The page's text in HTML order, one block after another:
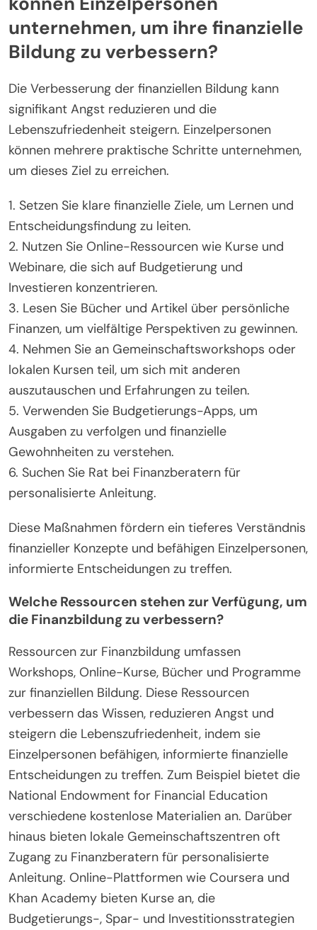
unternehmen, um ihre finanzielle
Bildung zu verbessern?
Die Verbesserung der finanziellen Bildung kann
signifikant Angst reduzieren und die
Lebenszufriedenheit steigern. Einzelpersonen
können mehrere praktische Schritte unternehmen,
um dieses Ziel zu erreichen.
1. Setzen Sie klare finanzielle Ziele, um Lernen und
Entscheidungsfindung zu leiten.
2. Nutzen Sie Online-Ressourcen wie Kurse und
Webinare, die sich auf Budgetierung und
Investieren konzentrieren.
3. Lesen Sie Bücher und Artikel über persönliche
Finanzen, um vielfältige Perspektiven zu gewinnen.
4. Nehmen Sie an Gemeinschaftsworkshops oder
lokalen Kursen teil, um sich mit anderen
auszutauschen und Erfahrungen zu teilen.
5. Verwenden Sie Budgetierungs-Apps, um
Ausgaben zu verfolgen und finanzielle
Gewohnheiten zu verstehen.
6. Suchen Sie Rat bei Finanzberatern für
personalisierte Anleitung.
Diese Maßnahmen fördern ein tieferes Verständnis
finanzieller Konzepte und befähigen Einzelpersonen,
informierte Entscheidungen zu treffen.
Welche Ressourcen stehen zur Verfügung, um
die Finanzbildung zu verbessern?
Ressourcen zur Finanzbildung umfassen
Workshops, Online-Kurse, Bücher und Programme
zur finanziellen Bildung. Diese Ressourcen
verbessern das Wissen, reduzieren Angst und
steigern die Lebenszufriedenheit, indem sie
Einzelpersonen befähigen, informierte finanzielle
Entscheidungen zu treffen. Zum Beispiel bietet die
National Endowment for Financial Education
verschiedene kostenlose Materialien an. Darüber
hinaus bieten lokale Gemeinschaftszentren oft
Zugang zu Finanzberatern für personalisierte
Anleitung. Online-Plattformen wie Coursera und
Khan Academy bieten Kurse an, die
Budgetierungs-, Spar- und Investitionsstrategien